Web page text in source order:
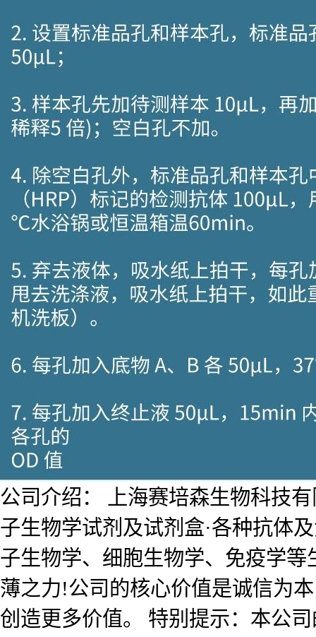
公司介绍： 上海赛培森生物科技有
子生物学试剂及试剂盒·各种抗体
子生物学、细胞生物学、免疫学
薄之力!公司的核心价值是诚信为
创造更多价值。 特别提示：本公